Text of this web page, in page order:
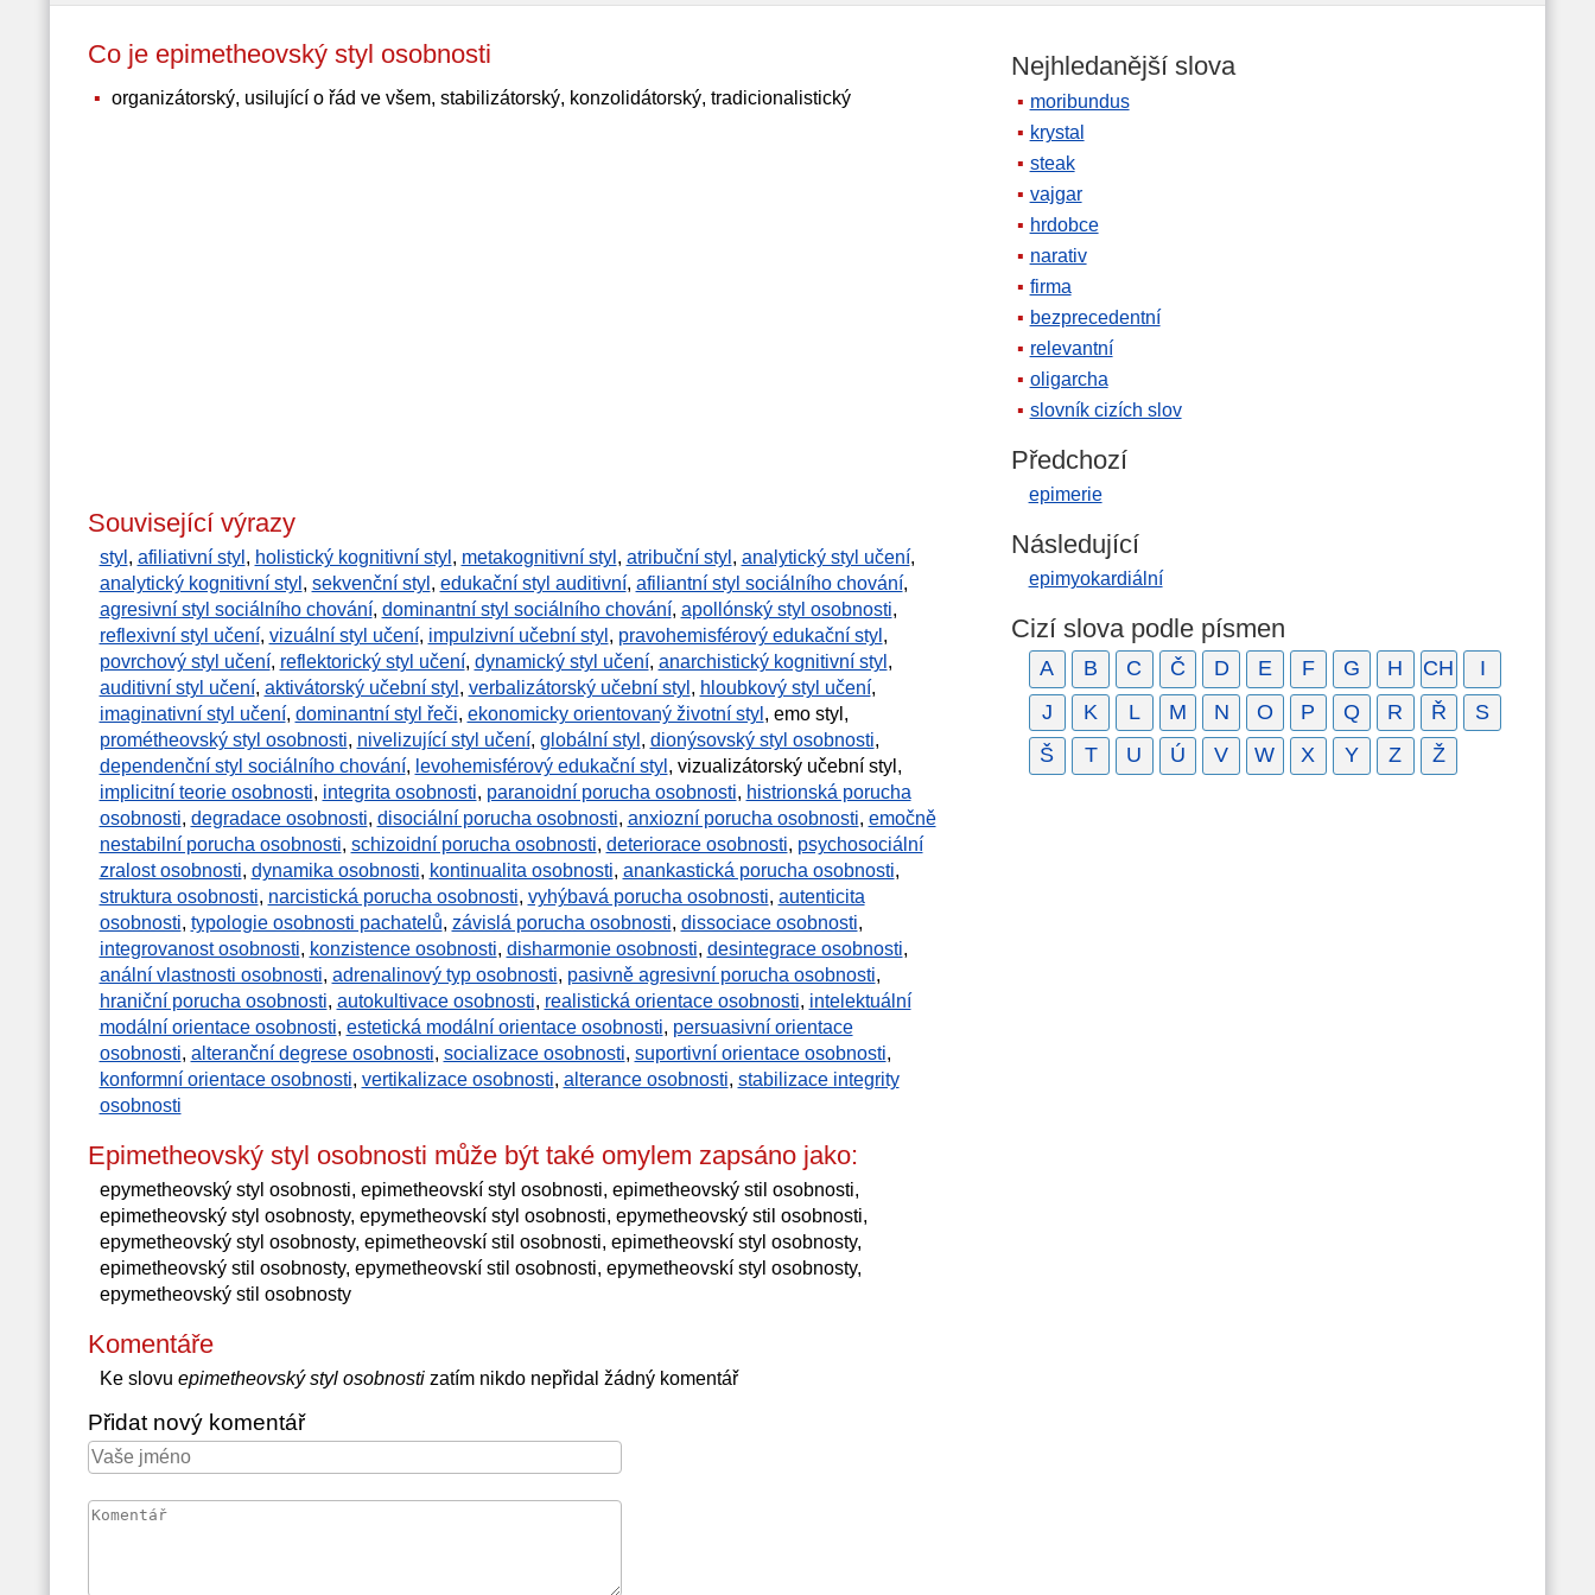
Co je epimetheovský styl osobnosti
organizátorský, usilující o řád ve všem, stabilizátorský, konzolidátorský, tradicionalistický
Související výrazy
styl , afiliativní styl , holistický kognitivní styl , metakognitivní styl , atribuční styl , analytický styl učení,
analytický kognitivní styl , sekvenční styl , edukační styl auditivní, afiliantní styl sociálního chování,
agresivní styl sociálního chování, dominantní styl sociálního chování, apollónský styl osobnosti,
reflexivní styl učení, vizuální styl učení, impulzivní učební styl , pravohemisférový edukační styl ,
povrchový styl učení, reflektorický styl učení, dynamický styl učení, anarchistický kognitivní styl ,
auditivní styl učení, aktivátorský učební styl , verbalizátorský učební styl , hloubkový styl učení,
imaginativní styl učení, dominantní styl řeči, ekonomicky orientovaný životní styl , emo styl,
prométheovský styl osobnosti, nivelizující styl učení, globální styl , dionýsovský styl osobnosti,
dependenční styl sociálního chování, levohemisférový edukační styl , vizualizátorský učební styl,
implicitní teorie osobnosti, integrita osobnosti, paranoidní porucha osobnosti, histrionská porucha
osobnosti, degradace osobnosti, disociální porucha osobnosti, anxiozní porucha osobnosti, emočně
nestabilní porucha osobnosti, schizoidní porucha osobnosti, deteriorace osobnosti, psychosociální
zralost osobnosti, dynamika osobnosti, kontinualita osobnosti, anankastická porucha osobnosti,
struktura osobnosti, narcistická porucha osobnosti, vyhýbavá porucha osobnosti, autenticita
osobnosti, typologie osobnosti pachatelů, závislá porucha osobnosti, dissociace osobnosti,
integrovanost osobnosti, konzistence osobnosti, disharmonie osobnosti, desintegrace osobnosti,
anální vlastnosti osobnosti, adrenalinový typ osobnosti, pasivně agresivní porucha osobnosti,
hraniční porucha osobnosti, autokultivace osobnosti, realistická orientace osobnosti, intelektuální
modální orientace osobnosti, estetická modální orientace osobnosti, persuasivní orientace
osobnosti, alteranční degrese osobnosti, socializace osobnosti, suportivní orientace osobnosti,
konformní orientace osobnosti, vertikalizace osobnosti, alterance osobnosti, stabilizace integrity
osobnosti
Epimetheovský styl osobnosti může být také omylem zapsáno jako:
epymetheovský styl osobnosti, epimetheovskí styl osobnosti, epimetheovský stil osobnosti,
epimetheovský styl osobnosty, epymetheovskí styl osobnosti, epymetheovský stil osobnosti,
epymetheovský styl osobnosty, epimetheovskí stil osobnosti, epimetheovskí styl osobnosty,
epimetheovský stil osobnosty, epymetheovskí stil osobnosti, epymetheovskí styl osobnosty,
epymetheovský stil osobnosty
Komentáře
Ke slovu epimetheovský styl osobnostizatím nikdo nepřidal žádný komentář
Přidat nový komentář
Nejhledanější slova
moribundus
krystal
steak
vajgar
hrdobce
narativ
firma
bezprecedentní
relevantní
oligarcha
slovník cizích slov
Předchozí
epimerie
Následující
epimyokardiální
Cizí slova podle písmen
A B C Č D E F G H CH
I
J
K L M N O P Q R Ř
S
Š
T U Ú V W X Y Z Ž